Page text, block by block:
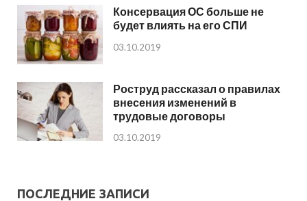
Консервация ОС больше не
будет влиять на его СПИ
03.10.2019
Роструд рассказал о правилах
внесения изменений в
трудовые договоры
03.10.2019
ПОСЛЕДНИЕ ЗАПИСИ